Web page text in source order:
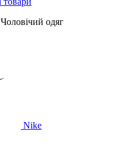
Чоловічий одяг
Nike